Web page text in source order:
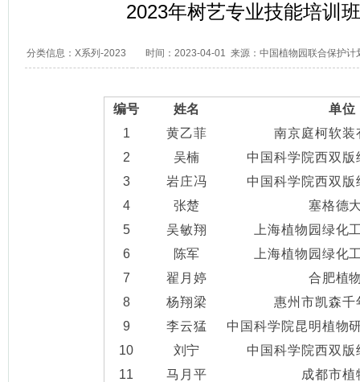
2023年树艺专业技能培训
分类信息： X系列 -2023 时间：2023-04-01 来源： 中国植物园联合保护计
编号 姓名
单位
1
黄乙菲
南京庭柯软装
2
吴楠
中国科学院西双
3
岩庄冯
中国科学院西双
4
张楚
塞格德
5
吴敏翔
上海植物园绿化
6
陈军
上海植物园绿化
7
翟月婷
合肥植
8
杨翔梁
惠州市凯森千
9
李云猛
中国科学院昆明植物
10
刘宁
中国科学院西双
11
马月平
成都市植